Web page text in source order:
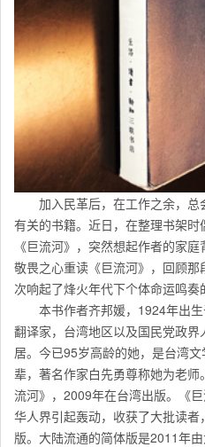
加入民革后，在工作之余，
有关的书籍。近日，在整理书架
《巨流河》，突然想起作者的家
敬畏之心重读《巨流河》，回顾
次响起了烽火年代下个体命运鸣奏
本书作者齐邦媛，1924年出
翻译家，台湾地区以及国民党政
居。今已95岁高龄的她，是台湾
辈，著名作家白先勇尊称她为老
流河》，2009年在台湾出版。《
华人界引起轰动，收获了大批读
版。大陆流通的简体版是2011年